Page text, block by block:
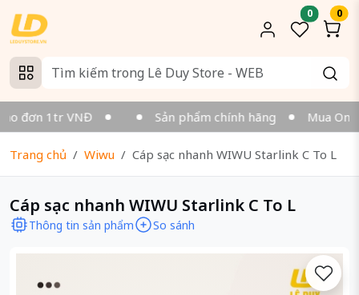
0 0
đơn 1tr VNĐ Sản phẩm chính hãng Mua
Trang chủ Wiwu Cáp sạc nhanh WIWU Starlink C To L
Cáp sạc nhanh WIWU Starlink C To L
Thông tin sản phẩm So sánh